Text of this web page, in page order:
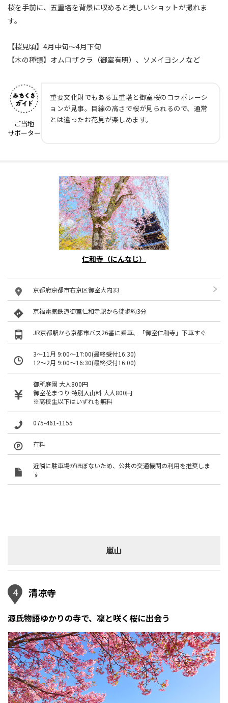
桜を手前に、五重塔を背景に収めると美しいショットが撮れま
す。
【桜見頃】4月中旬～4月下旬
【木の種類】オムロザクラ（御室有明）、ソメイヨシノなど
ご当地
サポーター
重要文化財でもある五重塔と御室桜のコラボレーシ
ョンが見事。目線の高さで桜が見られるので、通常
とは違ったお花見が楽しめます。
仁和寺（にんなじ）
京都府京都市右京区御室大内33
京福電気鉄道御室仁和寺駅から徒歩約3分
JR京都駅から京都市バス26番に乗車、「御室仁和寺」下車すぐ
3～11月 9:00～17:00(最終受付16:30)
12～2月 9:00～16:30(最終受付16:00)
御所庭園 大人800円
御室花まつり 特別入山料 大人800円
※高校生以下はいずれも無料
075-461-1155
有料
近隣に駐車場がほぼないため、公共の交通機関の利用を推奨しま
す
嵐山
4 清凉寺
源氏物語ゆかりの寺で、凜と咲く桜に出会う